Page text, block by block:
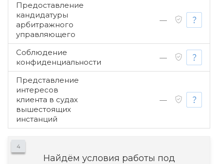
Предоставление
кандидатуры
арбитражного
управляющего
—
Соблюдение
конфиденциальности
—
Представление
интересов
клиента в судах
вышестоящих
инстанций
—
4
Найдём условия работы под